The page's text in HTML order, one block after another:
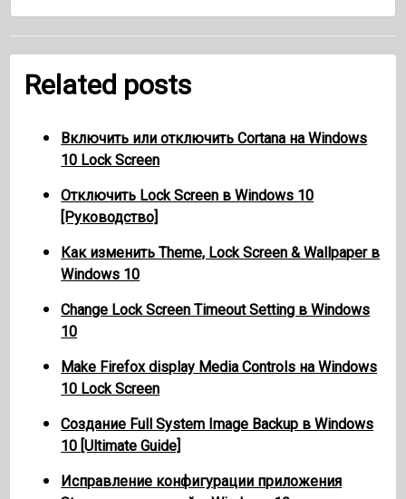
Related posts
Включить или отключить Cortana на Windows
10 Lock Screen
Отключить Lock Screen в Windows 10
[Руководство]
Как изменить Theme, Lock Screen & Wallpaper в
Windows 10
Change Lock Screen Timeout Setting в Windows
10
Make Firefox display Media Controls на Windows
10 Lock Screen
Создание Full System Image Backup в Windows
10 [Ultimate Guide]
Исправление конфигурации приложения